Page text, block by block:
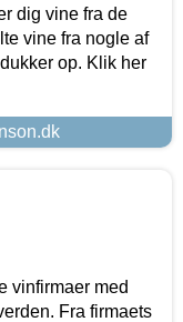
dig vine fra de
vine fra nogle af
op. Klik her
vinfirmaer med
Fra firmaets